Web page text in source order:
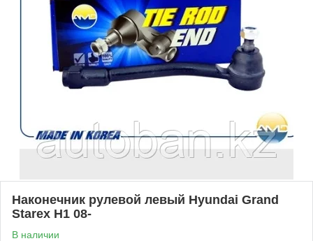
Наконечник рулевой левый Hyundai Grand
Starex H1 08-
В наличии